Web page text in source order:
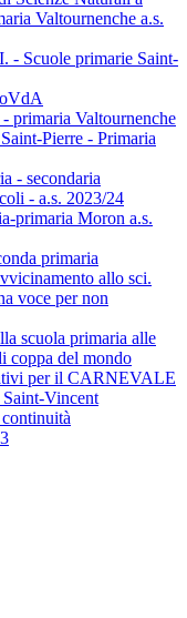
Valtournenche a.s.
- Scuole primarie Saint-
primaria Valtournenche
Pierre - Primaria
- secondaria
- a.s. 2023/24
primaria Moron a.s.
primaria
allo sci.
voce per non
scuola primaria alle
coppa del mondo
per il CARNEVALE
Vincent